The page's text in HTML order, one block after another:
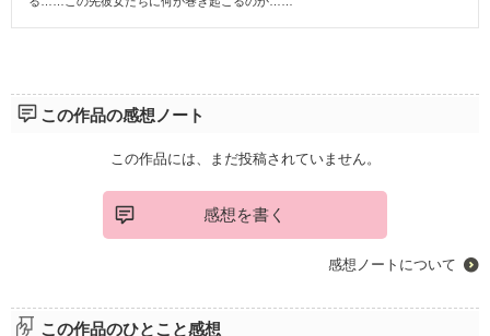
この作品の感想ノート
この作品には、まだ投稿されていません。
感想を書く
感想ノートについて
この作品のひとこと感想